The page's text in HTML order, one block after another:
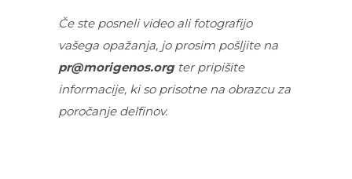
Če ste posneli video ali fotografijo
vašega opažanja, jo prosim pošljite na
pr@morigenos.orgter pripišite
informacije, ki so prisotne na obrazcu za
poročanje delfinov.